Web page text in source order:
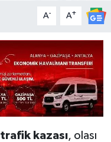
A- A+
kazası, olası